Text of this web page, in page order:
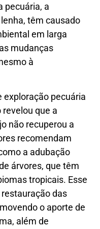
pecuária, a
têm causado
em larga
mudanças
à
exploração pecuária
que a
não recuperou a
recomendam
a adubação
árvores, que têm
tropicais. Esse
das
o aporte de
além de